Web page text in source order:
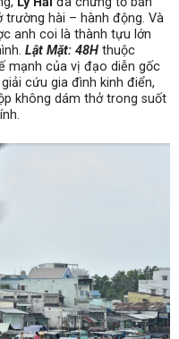
trường hài – hành động. Và
anh coi là thành tựu lớn
Lật Mặt: 48H thuộc
mạnh của vị đạo diễn gốc
cứu gia đình kinh điển,
không dám thở trong suốt